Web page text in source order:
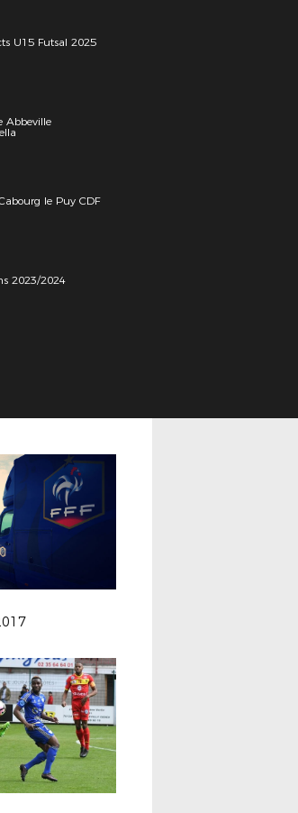
U15 Futsal 2025
Abbeville
le Puy CDF
2023/2024